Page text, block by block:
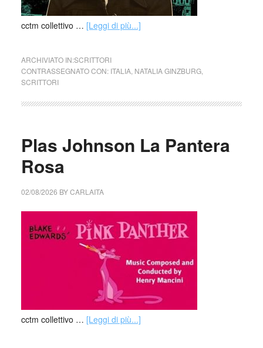
cctm collettivo … [Leggi di più...]
ARCHIVIATO IN:SCRITTORI
CONTRASSEGNATO CON: ITALIA, NATALIA GINZBURG,
SCRITTORI
Plas Johnson La Pantera
Rosa
02/08/2026 BYCARLAITA
cctm collettivo … [Leggi di più...]